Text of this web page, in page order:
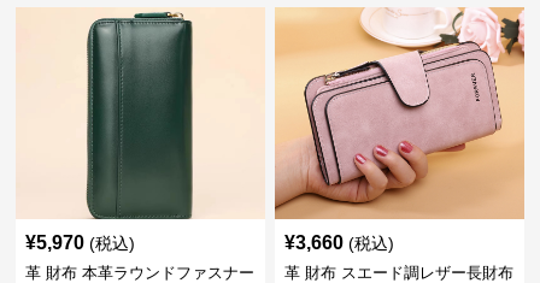
¥5,970 (税込)
革 財布 本革ラウンドファスナー
¥3,660 (税込)
革 財布 スエード調レザー長財布